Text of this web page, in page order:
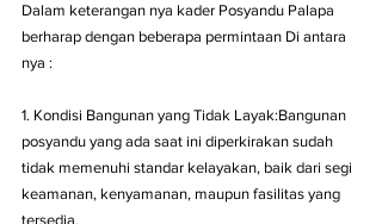
Dalam keterangan nya kader Posyandu Palapa
berharap dengan beberapa permintaan Di antara
nya :
1. Kondisi Bangunan yang Tidak Layak:Bangunan
posyandu yang ada saat ini diperkirakan sudah
tidak memenuhi standar kelayakan, baik dari segi
keamanan, kenyamanan, maupun fasilitas yang
tersedia.